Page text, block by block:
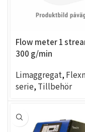
Flow meter 1
300 g/min
Limaggregat,
serie, Tillbehör